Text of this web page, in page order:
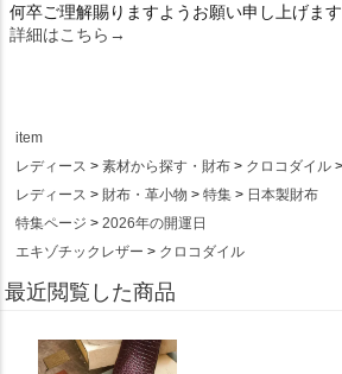
何卒ご理解賜りますようお願い申し上げます
詳細はこちら→
item
レディース
素材から探す・財布 クロコダイル
レディース
財布・革小物 特集
日本製財布
特集ページ
2026年の開運日
エキゾチックレザー
クロコダイル
最近閲覧した商品